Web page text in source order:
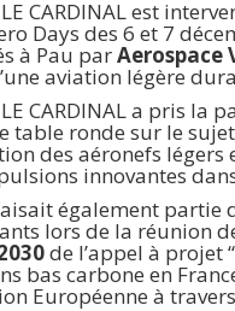
CARDINAL est
Days des 6 et 7
à Pau parAerospace
aviation légère
CARDINAL a pris la
table ronde sur le
des aéronefs légers
innovantes
également partie
lors de la réunion
de l’appel à projet
bas carbone en
Européenne à